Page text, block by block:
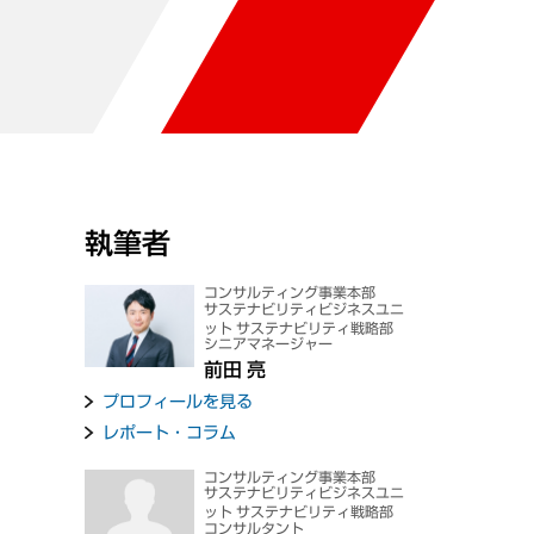
執筆者
コンサルティング事業本部
サステナビリティビジネスユニ
ット サステナビリティ戦略部
シニアマネージャー
前田 亮
プロフィールを見る
レポート・コラム
コンサルティング事業本部
サステナビリティビジネスユニ
ット サステナビリティ戦略部
コンサルタント